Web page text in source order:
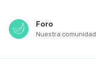
Foro
Nuestra comunidad